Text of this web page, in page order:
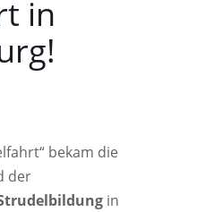
in
bekam die
der
in